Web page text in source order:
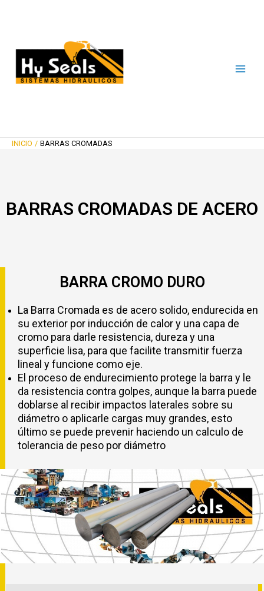
INICIO BARRAS CROMADAS
BARRAS CROMADAS DE ACERO
BARRA CROMO DURO
La Barra Cromada es de acero solido, endurecida en
su exterior por inducción de calor y una capa de
cromo para darle resistencia, dureza y una
superficie lisa, para que facilite transmitir fuerza
lineal y funcione como eje.
El proceso de endurecimiento protege la barra y le
da resistencia contra golpes, aunque la barra puede
doblarse al recibir impactos laterales sobre su
diámetro o aplicarle cargas muy grandes, esto
último se puede prevenir haciendo un calculo de
tolerancia de peso por diámetro